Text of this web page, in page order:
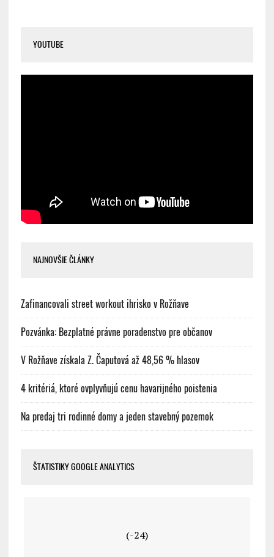
YOUTUBE
NAJNOVŠIE ČLÁNKY
Zafinancovali street workout ihrisko v Rožňave
Pozvánka: Bezplatné právne poradenstvo pre občanov
V Rožňave získala Z. Čaputová až 48,56 % hlasov
4 kritériá, ktoré ovplyvňujú cenu havarijného poistenia
Na predaj tri rodinné domy a jeden stavebný pozemok
ŠTATISTIKY GOOGLE ANALYTICS
(-24)